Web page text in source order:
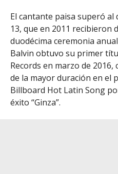
El cantante paisa superó
13, que en 2011 recibieron
duodécima ceremonia
Balvin obtuvo su primer
Records en marzo de
de la mayor duración en el
Billboard Hot Latin Song
éxito “Ginza”.